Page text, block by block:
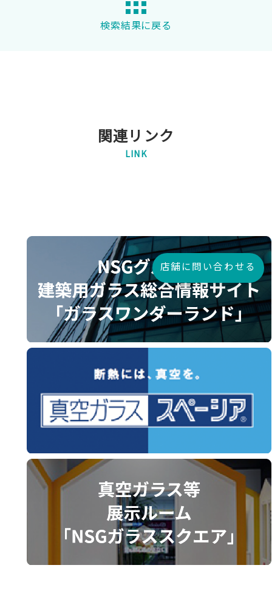
検索結果に戻る
関連リンク
LINK
店舗に問い合わせる